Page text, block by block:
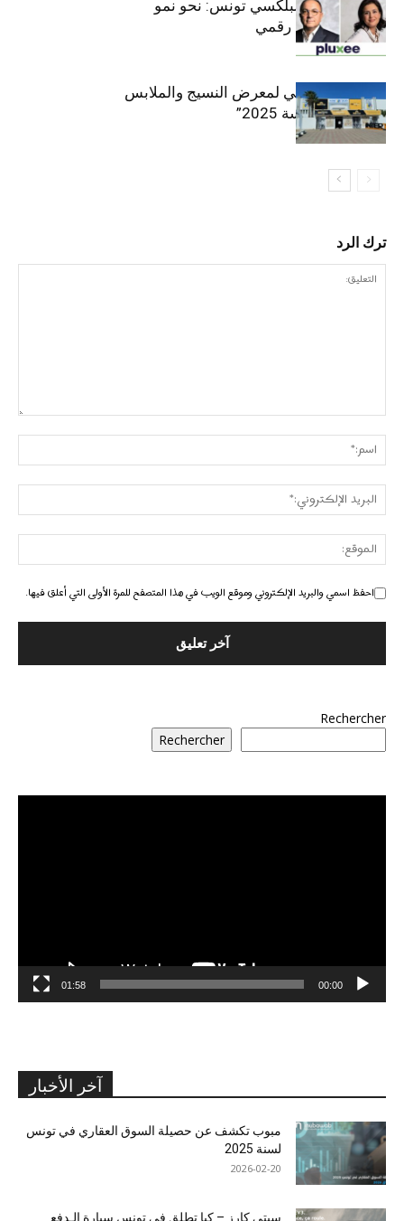
قيادة مزدوجة لبلكسي تونس: نحو نمو
متسارع وتحول رقمي
الافتتاح الرسمي لمعرض النسيج والملابس
“إنترتكس سوسة 2025”
ترك الرد
احفظ اسمي والبريد الإلكتروني وموقع الويب في هذا المتصفح للمرة الأولى التي أعلق فيها.
Rechercher
Rechercher
00:00
01:58
آخر الأخبار
مبوب تكشف عن حصيلة السوق العقاري في تونس
لسنة 2025
2026-02-20
سيتي كارز – كيا تطلق في تونس سيارة الـدفع